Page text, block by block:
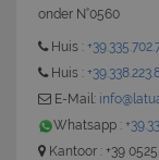
onder N°0560
Huis :
Huis :
E-Mail:
Whatsapp :
Kantoor : +39